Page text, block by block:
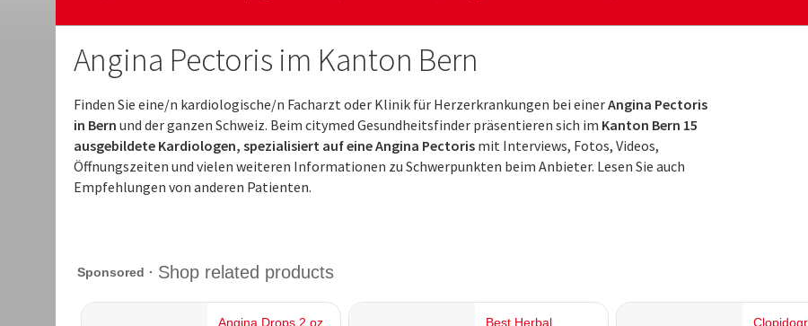
Angina Pectoris im Kanton Bern
Finden Sie eine/n kardiologische/n Facharzt oder Klinik für Herzerkrankungen bei einerAngina Pectoris
in Bern und der ganzen Schweiz. Beim citymed Gesundheitsfinder präsentieren sich im Kanton Bern 15
ausgebildete Kardiologen, spezialisiert auf eine Angina Pectoris mit Interviews, Fotos, Videos,
Öffnungszeiten und vielen weiteren Informationen zu Schwerpunkten beim Anbieter. Lesen Sie auch
Empfehlungen von anderen Patienten.